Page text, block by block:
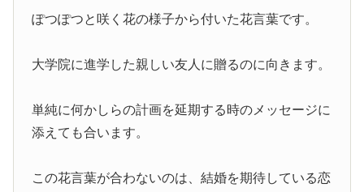
ぽつぽつと咲く花の様子から付いた花言葉です。
大学院に進学した親しい友人に贈るのに向きます。
単純に何かしらの計画を延期する時のメッセージに
添えても合います。
この花言葉が合わないのは、結婚を期待している恋